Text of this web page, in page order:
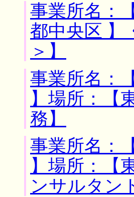
事業所名：
都中央区 】
＞】
事業所名：
】場所：【
務】
事業所名：
】場所：【
ンサルタン